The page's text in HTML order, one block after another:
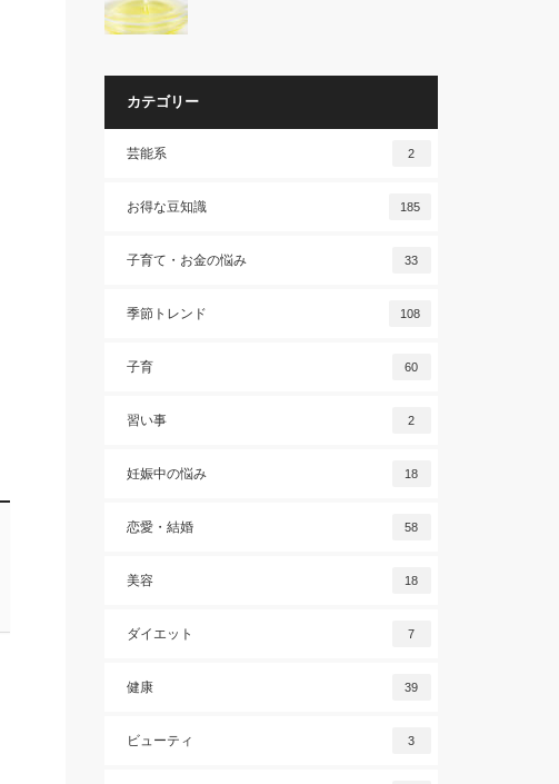
カテゴリー
芸能系 2
お得な豆知識 185
子育て・お金の悩み 33
季節トレンド 108
子育 60
習い事 2
妊娠中の悩み 18
恋愛・結婚 58
美容 18
ダイエット 7
健康 39
ビューティ 3